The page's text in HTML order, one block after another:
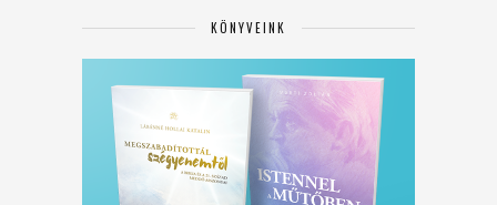
KÖNYVEINK